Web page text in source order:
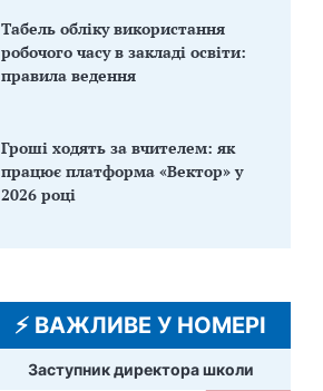
Табель обліку використання
робочого часу в закладі освіти:
правила ведення
Гроші ходять за вчителем: як
працює платформа «Вектор» у
2026 році
⚡️ ВАЖЛИВЕ У НОМЕРІ
Заступник директора школи